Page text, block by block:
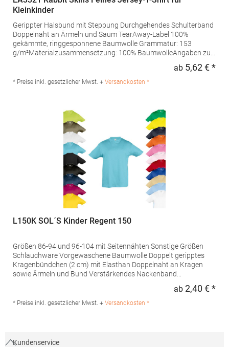
Kleinkinder
Gerippter Halsbund mit Steppung Durchgehendes Schulterband
Doppelnaht an Ärmeln und Saum TearAway-Label 100%
gekämmte, ringgesponnene Baumwolle Grammatur: 153
g/m²Materialzusammensetzung: 100% BaumwolleAngaben zur
GmbH & Co. KG Rheinlanddamm 199 44139 Dortmund
Deutschland E-Mail: info@printwear.eu
ab 5,62 € *
* Preise inkl. gesetzlicher Mwst. + Versandkosten *
L150K SOL´S Kinder Regent 150
Größen 86-94 und 96-104 mit Seitennähten Sonstige Größen
Schlauchware Vorgewaschene Baumwolle Doppelt geripptes
Kragenbündchen (2 cm) mit Elasthan Doppelnaht an Kragen
sowie Ärmeln und Bund Verstärkendes Nackenband
g/m²Materialzusammensetzung: 100% Baumwolle (Ash: 98%
Baumwolle / 2% Viskose), (Grey Melange: 85% Baumwolle / 15%
sols@soloinvest.com
ab 2,40 € *
* Preise inkl. gesetzlicher Mwst. + Versandkosten *
Kundenservice